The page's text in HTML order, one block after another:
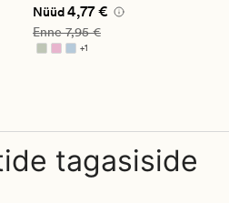
Nåværende pris_ee
Nüüd4,77 €
Vanlig pris_ee
Enne7,95 €
+1
Saadaval rohkemates värvitoonides
tagasiside